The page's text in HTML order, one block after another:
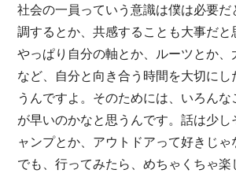
社会の一員っていう意識は僕は必要
調するとか、共感することも大事だと
やっぱり自分の軸とか、ルーツとか、
など、自分と向き合う時間を大切に
うんですよ。そのためには、いろん
が早いのかなと思うんです。話は少し
ャンプとか、アウトドアって好きじゃ
でも、行ってみたら、めちゃくちゃ楽